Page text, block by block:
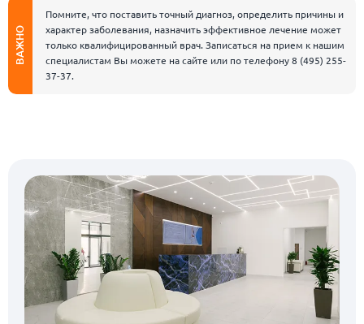
ВАЖНО
Помните, что поставить точный диагноз, определить причины и
характер заболевания, назначить эффективное лечение может
только квалифицированный врач. Записаться на прием к нашим
специалистам Вы можете на сайте или по телефону8 (495) 255-
37-37.